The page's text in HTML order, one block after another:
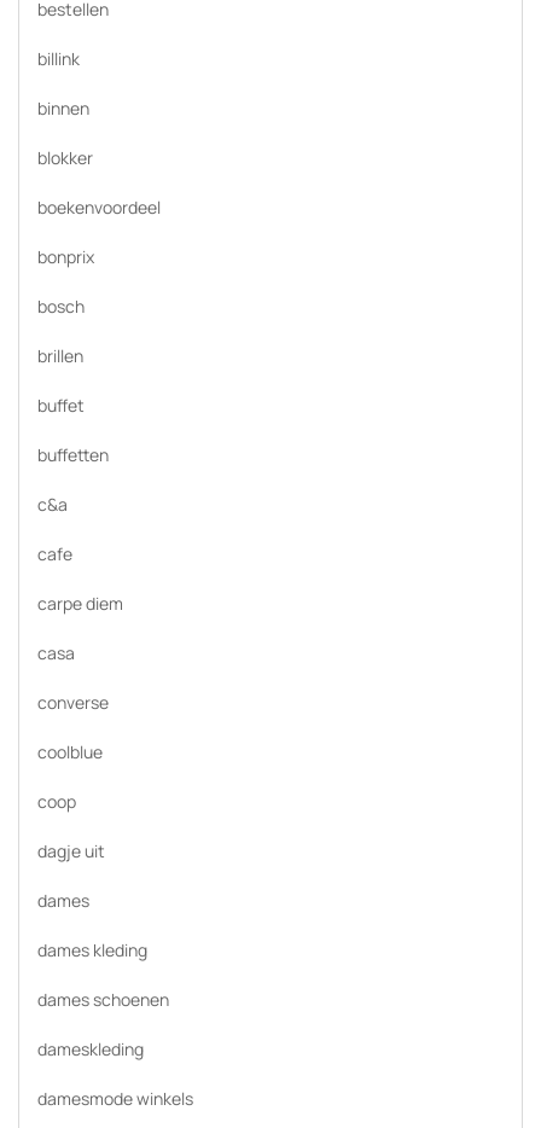
bestellen
billink
binnen
blokker
boekenvoordeel
bonprix
bosch
brillen
buffet
buffetten
c&a
cafe
carpe diem
casa
converse
coolblue
coop
dagje uit
dames
dames kleding
dames schoenen
dameskleding
damesmode winkels